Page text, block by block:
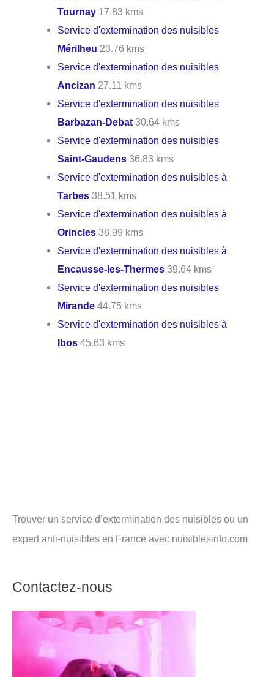
Tournay 17.83 kms
Service d'extermination des nuisibles
Mérilheu 23.76 kms
Service d'extermination des nuisibles
Ancizan 27.11 kms
Service d'extermination des nuisibles
Barbazan-Debat 30.64 kms
Service d'extermination des nuisibles
Saint-Gaudens 36.83 kms
Service d'extermination des nuisibles à
Tarbes 38.51 kms
Service d'extermination des nuisibles à
Orincles 38.99 kms
Service d'extermination des nuisibles à
Encausse-les-Thermes 39.64 kms
Service d'extermination des nuisibles
Mirande 44.75 kms
Service d'extermination des nuisibles à
Ibos 45.63 kms
Trouver un service d’extermination des nuisibles ou un
expert anti-nuisibles en France avec nuisiblesinfo.com
Contactez-nous